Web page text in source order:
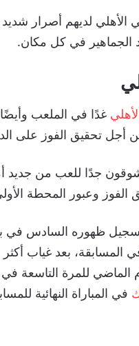
الأهلي لديهم أصرار
الجماهير في كل مكان.
غدًا في الملعب
من أجل تحقيق الفوز على
جدًا للعب من جديد
وعبور المحطة
ظهوره السادس في
المسابقة، بعد غياب
في المباراة النهائية